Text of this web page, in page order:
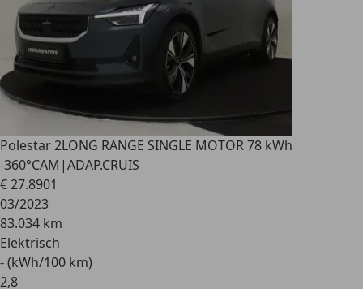
Polestar 2LONG RANGE SINGLE MOTOR 78 kWh
-360°CAM|ADAP.CRUIS
€ 27.8901
03/2023
83.034 km
Elektrisch
- (kWh/100 km)
2,8